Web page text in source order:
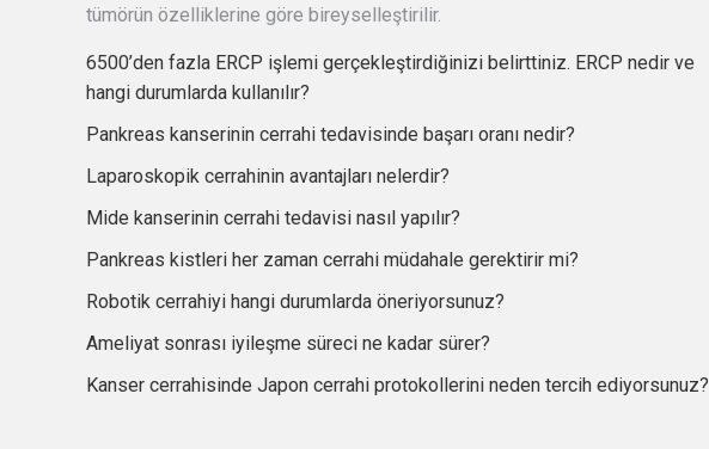
tümörün özelliklerine göre bireyselleştirilir.
6500’den fazla ERCP işlemi gerçekleştirdiğinizi belirttiniz. ERCP nedir ve
hangi durumlarda kullanılır?
Pankreas kanserinin cerrahi tedavisinde başarı oranı nedir?
Laparoskopik cerrahinin avantajları nelerdir?
Mide kanserinin cerrahi tedavisi nasıl yapılır?
Pankreas kistleri her zaman cerrahi müdahale gerektirir mi?
Robotik cerrahiyi hangi durumlarda öneriyorsunuz?
Ameliyat sonrası iyileşme süreci ne kadar sürer?
Kanser cerrahisinde Japon cerrahi protokollerini neden tercih ediyorsunuz?